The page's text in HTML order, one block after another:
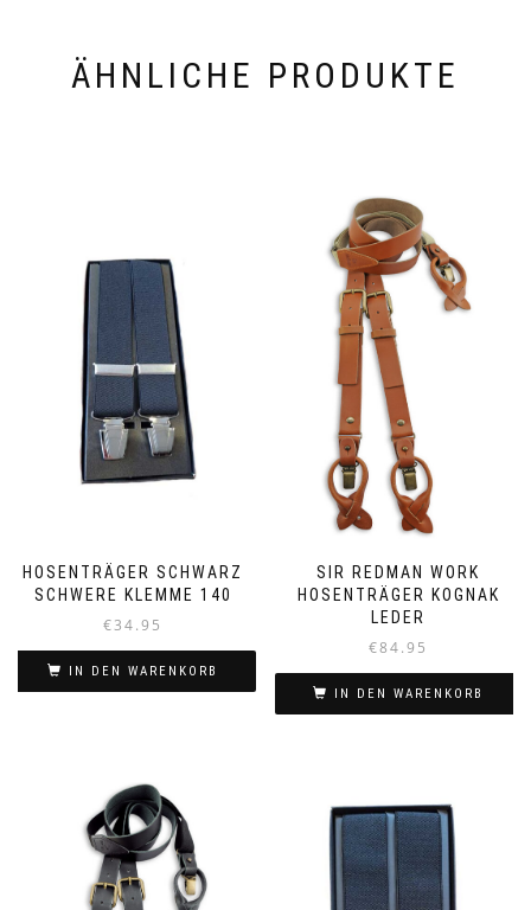
ÄHNLICHE PRODUKTE
HOSENTRÄGER SCHWARZ
SCHWERE KLEMME 140
€34.95
IN DEN WARENKORB
SIR REDMAN WORK
HOSENTRÄGER KOGNAK
LEDER
€84.95
IN DEN WARENKORB